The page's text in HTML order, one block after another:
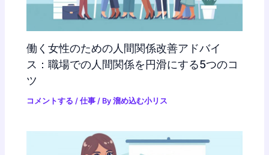
働く女性のための人間関係改善アドバイ
ス：職場での人間関係を円滑にする5つのコ
ツ
コメントする /仕事 / By溜め込む小リス